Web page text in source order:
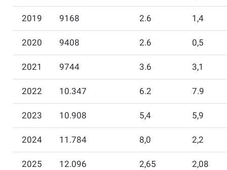
2019 9168 2.6 1,4
2020 9408 2.6 0,5
2021 9744 3.6 3,1
2022 10.347 6.2 7.9
2023 10.908 5,4 5,9
2024 11.784 8,0 2,2
2025 12.096 2,65 2,08